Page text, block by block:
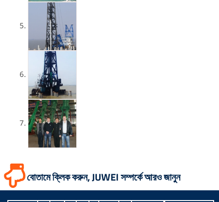
বোতামে ক্লিক করুন, JUWEI সম্পর্কে আরও জানুন